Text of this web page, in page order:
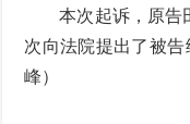
本次起诉，原告
次向法院提出了被
峰）